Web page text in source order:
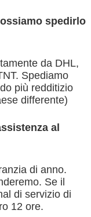
spedirlo
da DHL,
Spediamo
più redditizio
differente)
al
di anno.
Se il
di servizio di
12 ore.